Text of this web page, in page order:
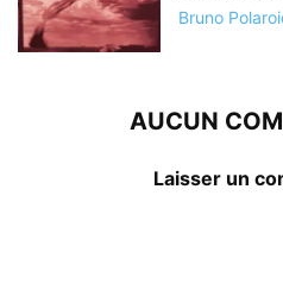
Bruno
AUCUN
Laisser un